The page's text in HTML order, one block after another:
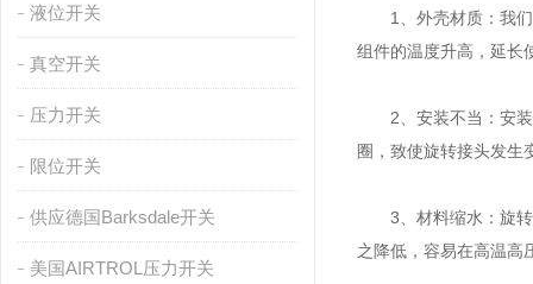
液位开关
真空开关
压力开关
限位开关
供应德国Barksdale开关
美国AIRTROL压力开关
1、外壳材质：我们
组件的温度升高，延长
2、安装不当：安装
圈，致使旋转接头发生
3、材料缩水：旋转
之降低，容易在高温高